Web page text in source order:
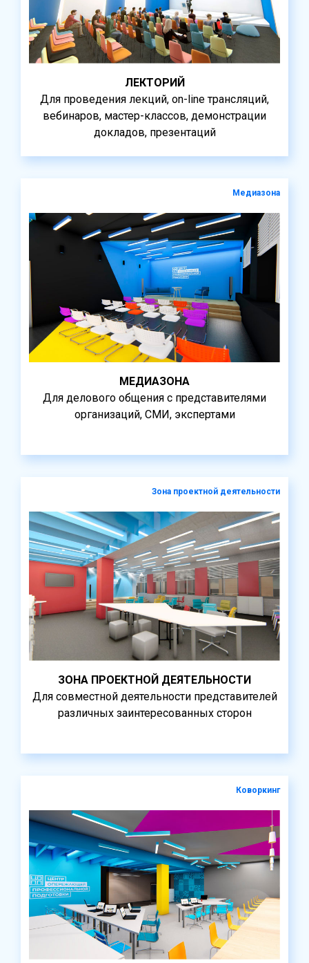
ЛЕКТОРИЙ
Для проведения лекций, on-line трансляций,
вебинаров, мастер-классов, демонстрации
докладов, презентаций
Медиазона
МЕДИАЗОНА
Для делового общения с представителями
организаций, СМИ, экспертами
Зона проектной деятельности
ЗОНА ПРОЕКТНОЙ ДЕЯТЕЛЬНОСТИ
Для совместной деятельности представителей
различных заинтересованных сторон
Коворкинг